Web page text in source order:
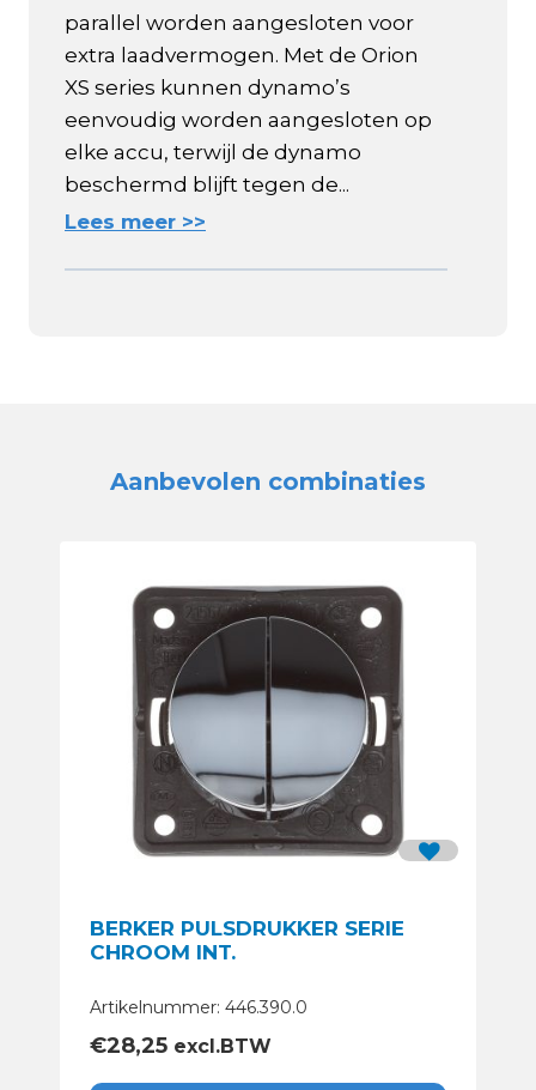
parallel worden aangesloten voor
extra laadvermogen. Met de Orion
XS series kunnen dynamo’s
eenvoudig worden aangesloten op
elke accu, terwijl de dynamo
beschermd blijft tegen de...
Lees meer >>
Aanbevolen combinaties
BERKER PULSDRUKKER SERIE
CHROOM INT.
Artikelnummer: 446.390.0
€28,25 excl.BTW